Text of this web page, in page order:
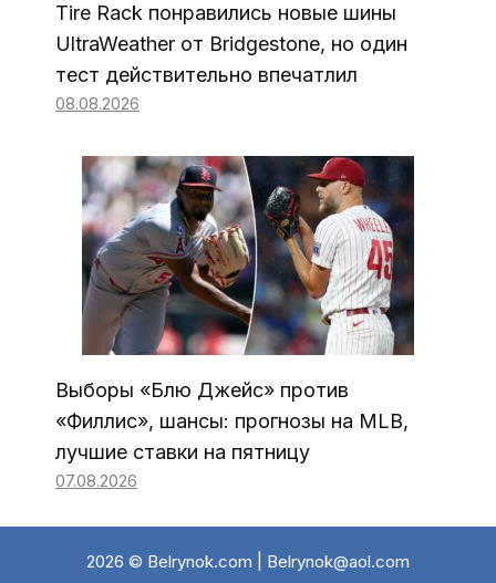
Tire Rack понравились новые шины
UltraWeather от Bridgestone, но один
тест действительно впечатлил
08.08.2026
Выборы «Блю Джейс» против
«Филлис», шансы: прогнозы на MLB,
лучшие ставки на пятницу
07.08.2026
2026 © Belrynok.com | Belrynok@aol.com